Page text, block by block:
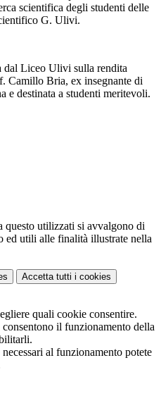
scientifica degli studenti delle
G. Ulivi.
dal Liceo Ulivi sulla rendita
Camillo Bria, ex insegnante di
e destinata a studenti meritevoli.
questo utilizzati si avvalgono di
ed utili alle finalità illustrate nella
Accetta tutti i cookies
quali cookie consentire.
il funzionamento della
al funzionamento potete